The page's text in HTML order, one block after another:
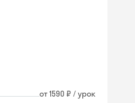
от 1590 ₽ / урок